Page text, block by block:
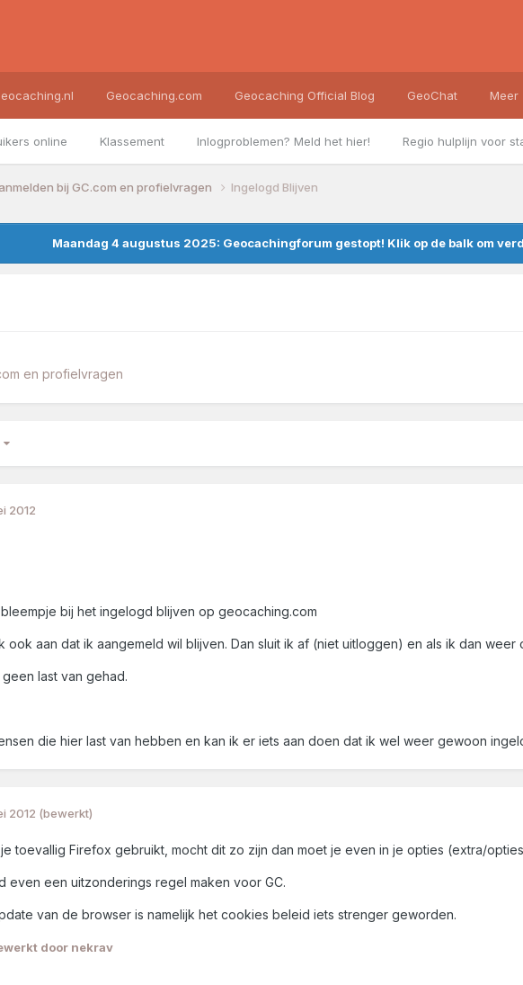
online Klassement Inlogproblemen? Meld het hier! Regio hulplijn voor
Geocaching.com Geocaching Official Blog GeoChat Meer
bij GC.com en profielvragen Ingelogd Blijven
Maandag 4 augustus 2025: Geocachingforum gestopt! Klik op de balk om
en profielvragen
2012
bij het ingelogd blijven op geocaching.com
ook aan dat ik aangemeld wil blijven. Dan sluit ik af (niet uitloggen) en als ik dan
last van gehad.
die hier last van hebben en kan ik er iets aan doen dat ik wel weer gewoon
2012 (bewerkt)
toevallig Firefox gebruikt, mocht dit zo zijn dan moet je even in je opties (extra/
even een uitzonderings regel maken voor GC.
van de browser is namelijk het cookies beleid iets strenger geworden.
door nekrav